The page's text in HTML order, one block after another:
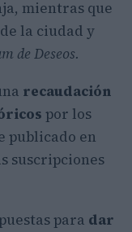
mientras que
la ciudad y
de Deseos.
recaudación
por los
publicado en
suscripciones
para dar